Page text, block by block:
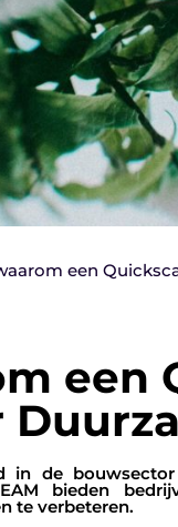
een
een
de
bieden
te verbeteren.